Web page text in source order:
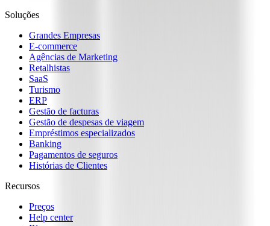
Soluções
Grandes Empresas
E-commerce
Agências de Marketing
Retalhistas
SaaS
Turismo
ERP
Gestão de facturas
Gestão de despesas de viagem
Empréstimos especializados
Banking
Pagamentos de seguros
Histórias de Clientes
Recursos
Preços
Help center